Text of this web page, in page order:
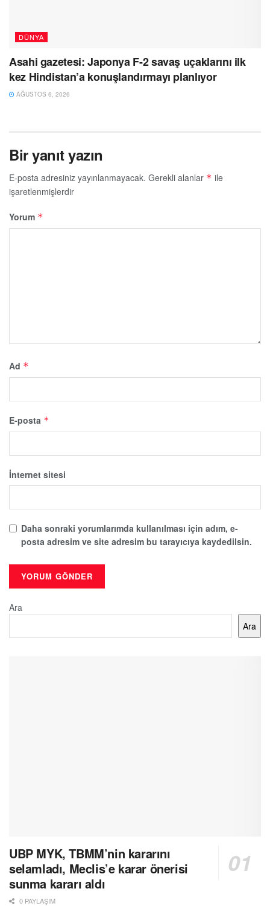
DÜNYA
Asahi gazetesi: Japonya F-2 savaş uçaklarını ilk
kez Hindistan’a konuşlandırmayı planlıyor
AĞUSTOS 6, 2026
Bir yanıt yazın
E-posta adresiniz yayınlanmayacak. Gerekli alanlar * ile
işaretlenmişlerdir
Yorum *
Ad *
E-posta *
İnternet sitesi
Daha sonraki yorumlarımda kullanılması için adım, e-
posta adresim ve site adresim bu tarayıcıya kaydedilsin.
Ara
Ara
UBP MYK, TBMM’nin kararını
selamladı, Meclis’e karar önerisi
sunma kararı aldı
0 PAYLAŞIM